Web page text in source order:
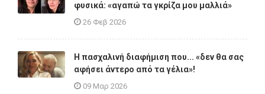
φυσικά: «αγαπώ τα γκρίζα μου μαλλιά»
26 Φεβ 2026
Η πασχαλινή διαφήμιση που... «δεν θα σας
αφήσει άντερο από τα γέλια»!
09 Μαρ 2026